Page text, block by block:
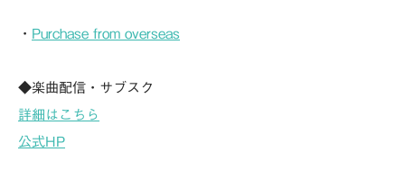
・ Purchase from overseas
◆楽曲配信・サブスク
詳細はこちら
公式HP